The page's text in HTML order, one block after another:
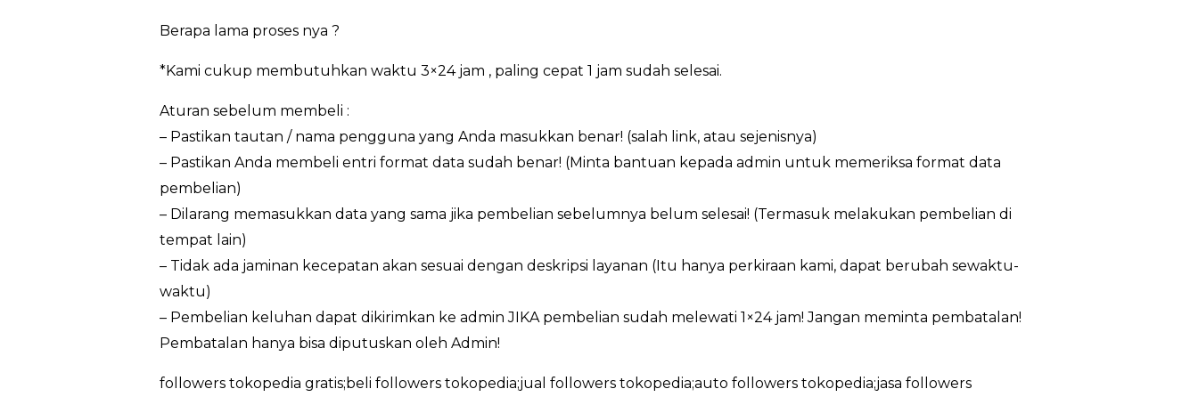
Berapa lama proses nya ?
*Kami cukup membutuhkan waktu 3×24 jam , paling cepat 1 jam sudah selesai.
Aturan sebelum membeli :
– Pastikan tautan / nama pengguna yang Anda masukkan benar! (salah link, atau sejenisnya)
– Pastikan Anda membeli entri format data sudah benar! (Minta bantuan kepada admin untuk memeriksa format data
pembelian)
– Dilarang memasukkan data yang sama jika pembelian sebelumnya belum selesai! (Termasuk melakukan pembelian di
tempat lain)
– Tidak ada jaminan kecepatan akan sesuai dengan deskripsi layanan (Itu hanya perkiraan kami, dapat berubah sewaktu-
waktu)
– Pembelian keluhan dapat dikirimkan ke admin JIKA pembelian sudah melewati 1×24 jam! Jangan meminta pembatalan!
Pembatalan hanya bisa diputuskan oleh Admin!
followers tokopedia gratis;beli followers tokopedia;jual followers tokopedia;auto followers tokopedia;jasa followers